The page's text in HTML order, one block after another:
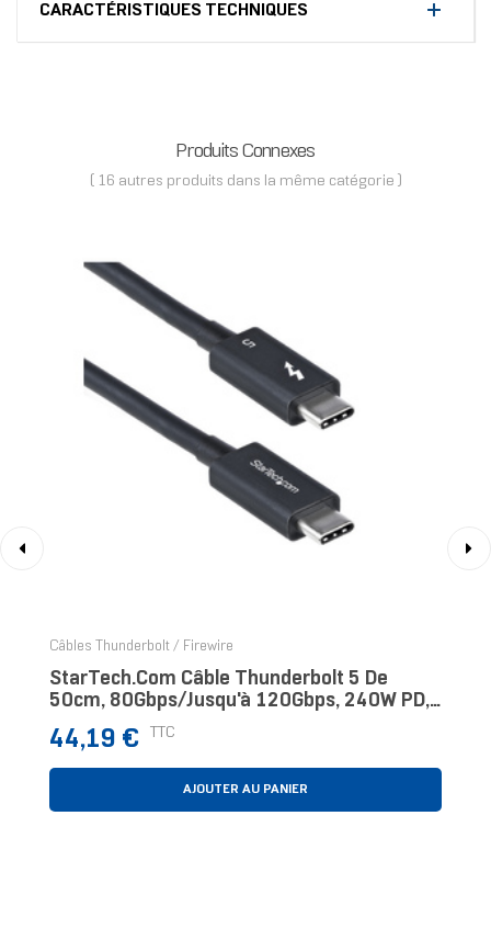
CARACTÉRISTIQUES TECHNIQUES
Produits Connexes
( 16 autres produits dans la même catégorie )
Câbles Thunderbolt / Firewire
StarTech.com Câble Thunderbolt 5 De
50cm, 80Gbps/Jusqu'à 120Gbps, 240W PD,
8K 60Hz, Câble Thunderbolt Certifié,
Compatible Avec
Prix
44,19 € TTC
AJOUTER AU PANIER